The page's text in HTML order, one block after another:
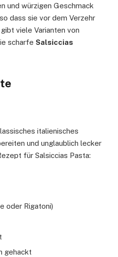
und würzigen Geschmack
dass sie vor dem Verzehr
viele Varianten von
scharfe Salsiccias
italienisches
und unglaublich lecker
für Salsiccias Pasta:
oder Rigatoni)
gehackt